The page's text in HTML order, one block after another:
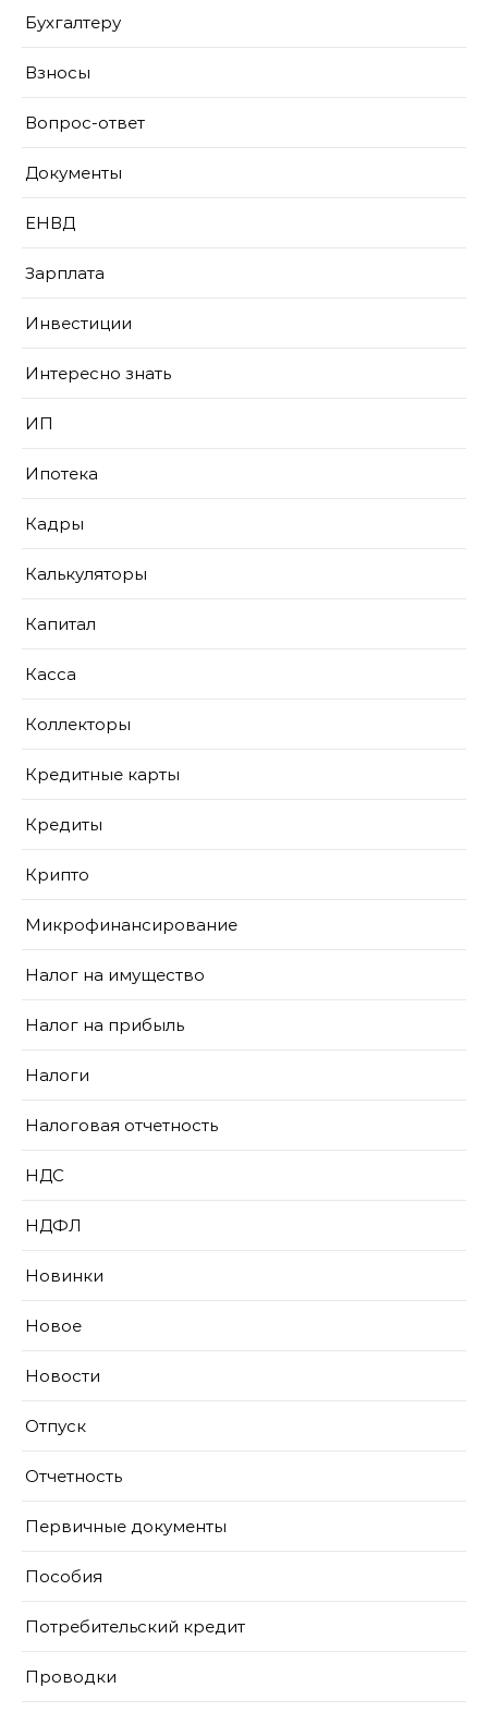
Бухгалтеру
Взносы
Вопрос-ответ
Документы
ЕНВД
Зарплата
Инвестиции
Интересно знать
ИП
Ипотека
Кадры
Калькуляторы
Капитал
Касса
Коллекторы
Кредитные карты
Кредиты
Крипто
Микрофинансирование
Налог на имущество
Налог на прибыль
Налоги
Налоговая отчетность
НДС
НДФЛ
Новинки
Новое
Новости
Отпуск
Отчетность
Первичные документы
Пособия
Потребительский кредит
Проводки